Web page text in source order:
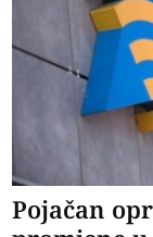
Pojačan